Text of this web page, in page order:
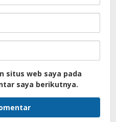
situs web saya pada
saya berikutnya.